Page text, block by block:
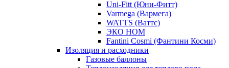
Uni-Fitt (Юни-Фитт)
Varmega (Вармега)
WATTS (Ваттс)
ЭКО НОМ
Fantini Cosmi (Фантини Косми)
Изоляция и расходники
Газовые баллоны